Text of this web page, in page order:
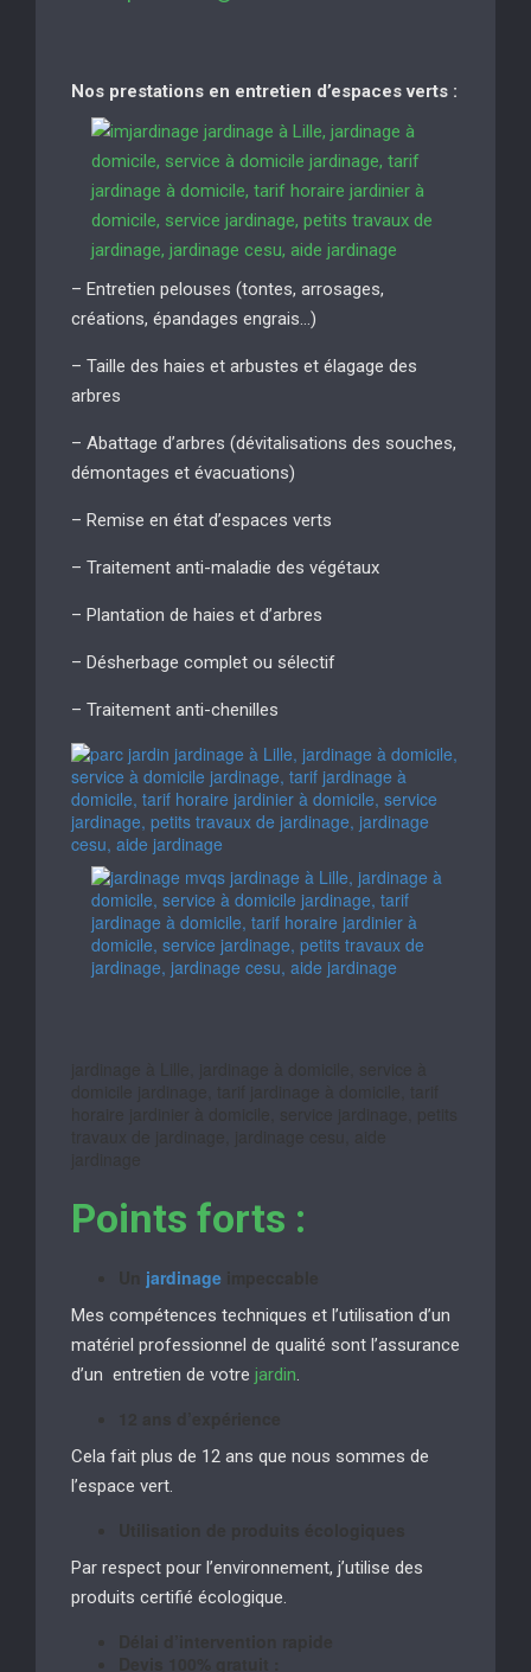
Nos prestations en entretien d’espaces verts :
– Entretien pelouses (tontes, arrosages,
créations, épandages engrais…)
– Taille des haies et arbustes et élagage des
arbres
– Abattage d’arbres (dévitalisations des souches,
démontages et évacuations)
– Remise en état d’espaces verts
– Traitement anti-maladie des végétaux
– Plantation de haies et d’arbres
– Désherbage complet ou sélectif
– Traitement anti-chenilles
Points forts :
jardinage
Mes compétences techniques et l’utilisation d’un
matériel professionnel de qualité sont l’assurance
d’un entretien de votre jardin.
Cela fait plus de 12 ans que nous sommes de
l’espace vert.
Par respect pour l’environnement, j’utilise des
produits certifié écologique.